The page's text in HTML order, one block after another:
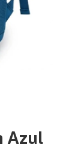
Azul